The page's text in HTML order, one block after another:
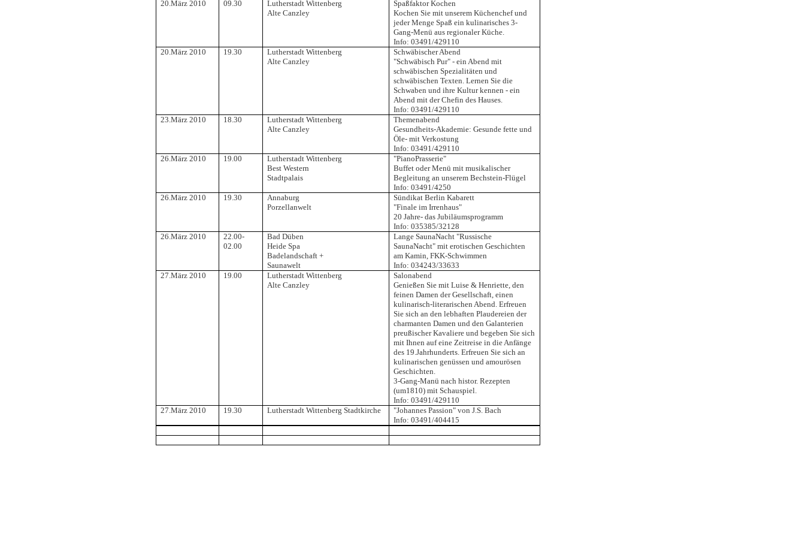
20.März 2010 09.30
Lutherstadt Wittenberg
Alte Canzley
Spaßfaktor Kochen
Kochen Sie mit unserem Küchenchef und
jeder Menge Spaß ein kulinarisches 3-
Gang-Menü aus regionaler Küche.
Info: 03491/429110
20.März 2010
19.30
Lutherstadt Wittenberg
Alte Canzley
Schwäbischer Abend
"Schwäbisch Pur" - ein Abend mit
schwäbischen Spezialitäten und
schwäbischen Texten. Lernen Sie die
Schwaben und ihre Kultur kennen - ein
Abend mit der Chefin des Hauses.
Info: 03491/429110
23.März 2010
18.30
Lutherstadt Wittenberg
Alte Canzley
Themenabend
Gesundheits-Akademie: Gesunde fette und
Öle- mit Verkostung
Info: 03491/429110
26.März 2010
19.00
Lutherstadt Wittenberg
Best Western
Stadtpalais
"PianoPrasserie"
Buffet oder Menü mit musikalischer
Begleitung an unserem Bechstein-Flügel
Info: 03491/4250
26.März 2010
19.30
Annaburg
Porzellanwelt
Sündikat Berlin Kabarett
"Finale im Irrenhaus"
20 Jahre- das Jubiläumsprogramm
Info: 035385/32128
26.März 2010
22.00-
02.00
Bad Düben
Heide Spa
Badelandschaft +
Saunawelt
Lange SaunaNacht "Russische
SaunaNacht" mit erotischen Geschichten
am Kamin, FKK-Schwimmen
Info: 034243/33633
27.März 2010
19.00
Lutherstadt Wittenberg
Alte Canzley
Salonabend
Genießen Sie mit Luise & Henriette, den
feinen Damen der Gesellschaft, einen
kulinarisch-literarischen Abend. Erfreuen
Sie sich an den lebhaften Plaudereien der
charmanten Damen und den Galanterien
preußischer Kavaliere und begeben Sie sich
mit Ihnen auf eine Zeitreise in die Anfänge
des 19.Jahrhunderts. Erfreuen Sie sich an
kulinarischen genüssen und amourösen
Geschichten.
3-Gang-Manü nach histor. Rezepten
(um1810) mit Schauspiel.
Info: 03491/429110
27.März 2010
19.30 Lutherstadt Wittenberg Stadtkirche
"Johannes Passion" von J.S. Bach
Info: 03491/404415